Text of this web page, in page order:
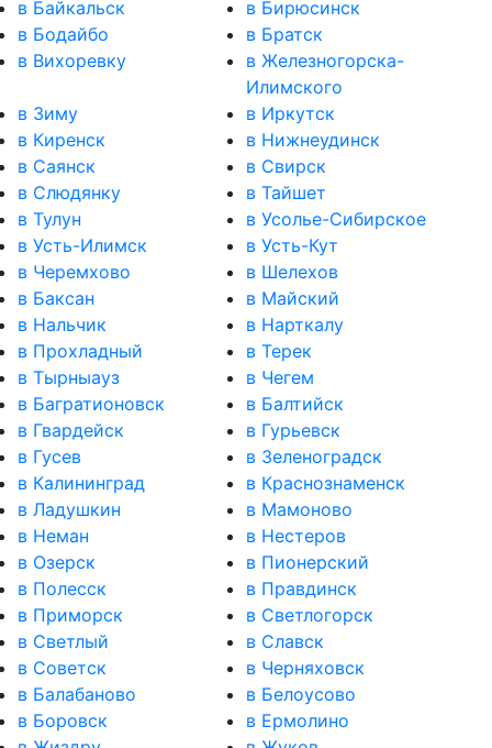
в Байкальск
в Бирюсинск
в Бодайбо
в Братск
в Вихоревку
в Железногорска-
Илимского
в Зиму
в Иркутск
в Киренск
в Нижнеудинск
в Саянск
в Свирск
в Слюдянку
в Тайшет
в Тулун
в Усолье-Сибирское
в Усть-Илимск
в Усть-Кут
в Черемхово
в Шелехов
в Баксан
в Майский
в Нальчик
в Нарткалу
в Прохладный
в Терек
в Тырныауз
в Чегем
в Багратионовск
в Балтийск
в Гвардейск
в Гурьевск
в Гусев
в Зеленоградск
в Калининград
в Краснознаменск
в Ладушкин
в Мамоново
в Неман
в Нестеров
в Озерск
в Пионерский
в Полесск
в Правдинск
в Приморск
в Светлогорск
в Светлый
в Славск
в Советск
в Черняховск
в Балабаново
в Белоусово
в Боровск
в Ермолино